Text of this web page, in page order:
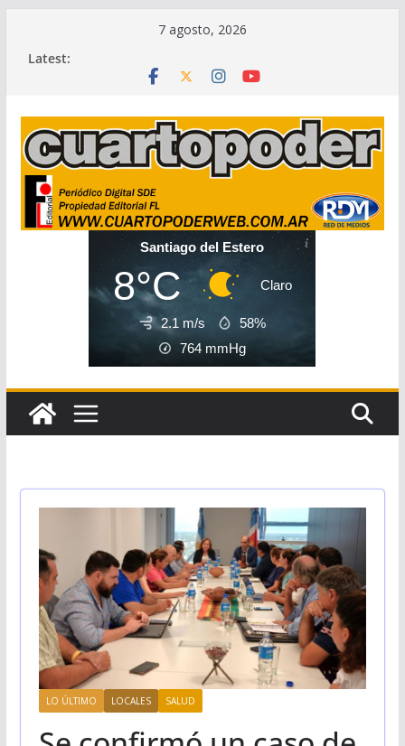
7 agosto, 2026
Latest:
Santiago del Estero
8°C Claro
2.1 m/s
58%
764 mmHg
LO ÚLTIMO LOCALES SALUD